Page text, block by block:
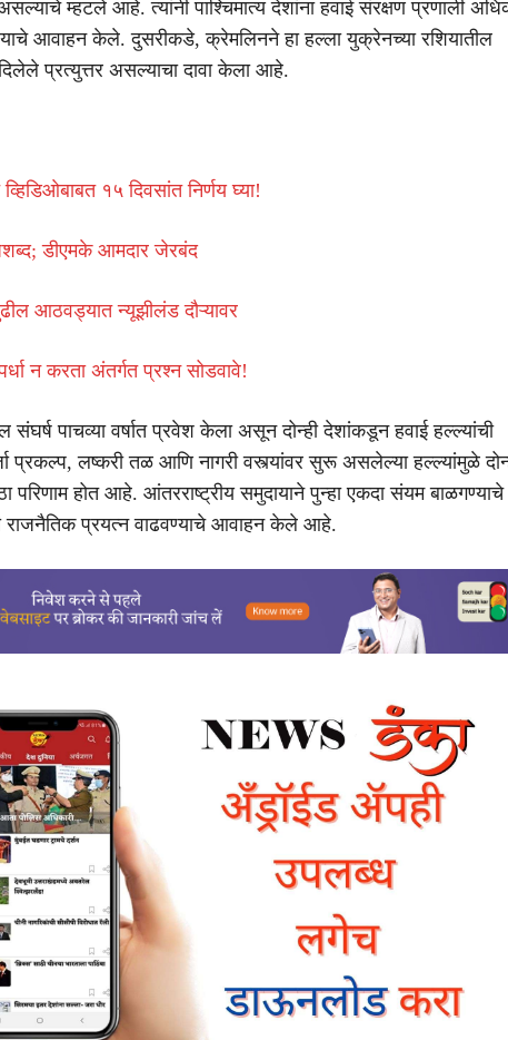
म्हटले आहे. त्यांनी पाश्चिमात्य देशांना हवाई संरक्षण प्रणाली
आवाहन केले. दुसरीकडे, क्रेमलिनने हा हल्ला युक्रेनच्या रशियातील
दिलेले प्रत्युत्तर असल्याचा दावा केला आहे.
१५ दिवसांत निर्णय घ्या!
डीएमके आमदार जेरबंद
आठवड्यात न्यूझीलंड दौऱ्यावर
न करता अंतर्गत प्रश्न सोडवावे!
पाचव्या वर्षात प्रवेश केला असून दोन्ही देशांकडून हवाई हल्ल्यांची
प्रकल्प, लष्करी तळ आणि नागरी वस्त्यांवर सुरू असलेल्या हल्ल्यांमुळे
परिणाम होत आहे. आंतरराष्ट्रीय समुदायाने पुन्हा एकदा संयम बाळगण्याचे
राजनैतिक प्रयत्न वाढवण्याचे आवाहन केले आहे.